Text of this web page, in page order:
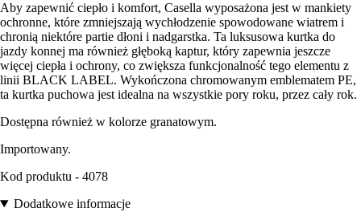
Aby zapewnić ciepło i komfort, Casella wyposażona jest w mankiety
ochronne, które zmniejszają wychłodzenie spowodowane wiatrem i
chronią niektóre partie dłoni i nadgarstka. Ta luksusowa kurtka do
jazdy konnej ma również głęboką kaptur, który zapewnia jeszcze
więcej ciepła i ochrony, co zwiększa funkcjonalność tego elementu z
linii BLACK LABEL. Wykończona chromowanym emblematem PE,
ta kurtka puchowa jest idealna na wszystkie pory roku, przez cały rok.
Dostępna również w kolorze granatowym.
Importowany.
Kod produktu - 4078
Dodatkowe informacje